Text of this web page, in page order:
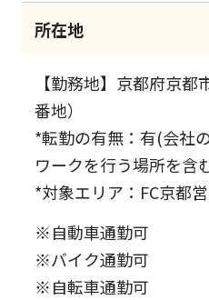
所在地
【勤務地】京都府京
番地）
*転勤の有無：有(会
ワークを行う場所を含
*対象エリア：FC京都
※自動車通勤可
※バイク通勤可
※自転車通勤可